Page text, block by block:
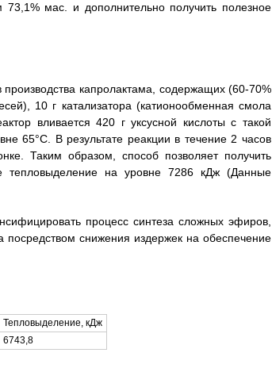
мас. и дополнительно получить полезное
капролактама, содержащих (60-70%
10 г катализатора (катионообменная смола
вливается 420 г уксусной кислоты с такой
65°С. В результате реакции в течение 2 часов
Таким образом, способ позволяет получить
тепловыделение на уровне 7286 кДж (Данные
процесс синтеза сложных эфиров,
посредством снижения издержек на обеспечение
Тепловыделение, кДж
6743,8